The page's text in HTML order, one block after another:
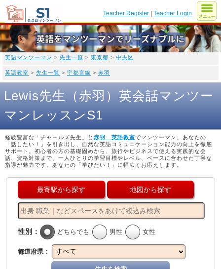
Teacher Register |Teacher Login
英語マンツーマン > 先生一覧 > 東京都 > 中央区
英語教室 > 先生一覧 > 宇都宮線 > 赤羽
Lewis先生（赤羽）英会話マンツー
マンレッスンS1
経験豊富な「チャールズ先生」と 赤羽 英語教室でマンツーマン、あなたの
「話したい！」を引き出し、自然な英語コミュニケーション能力の向上を徹底
サポート。初心者の方の基礎固めから、旅行やビジネスで使える実践的な会
話、資格対策まで、一人ひとりの学習目標やレベル、ペースに合わせた丁寧な
指導が魅力です。あなたの「学びたい！」に幅広くお応えします。
最寄駅から探す 地図から探す
性別： どちらでも 男性 女性
都道府県：